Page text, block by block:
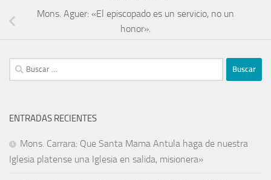
Mons. Aguer: «El episcopado es un servicio, no un
honor».
ENTRADAS RECIENTES
Mons. Carrara: Que Santa Mama Antula haga de nuestra
Iglesia platense una Iglesia en salida, misionera»